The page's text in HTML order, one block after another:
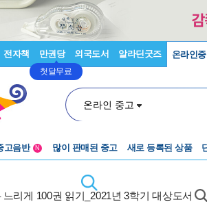
전자책 만권당
첫달무료
외국도서 알라딘굿즈 온라인
온라인 중고
고음반
N 많이 판매된 중고 새로 등록된 상품
느리게 100권 읽기_2021년 3학기 대상도서